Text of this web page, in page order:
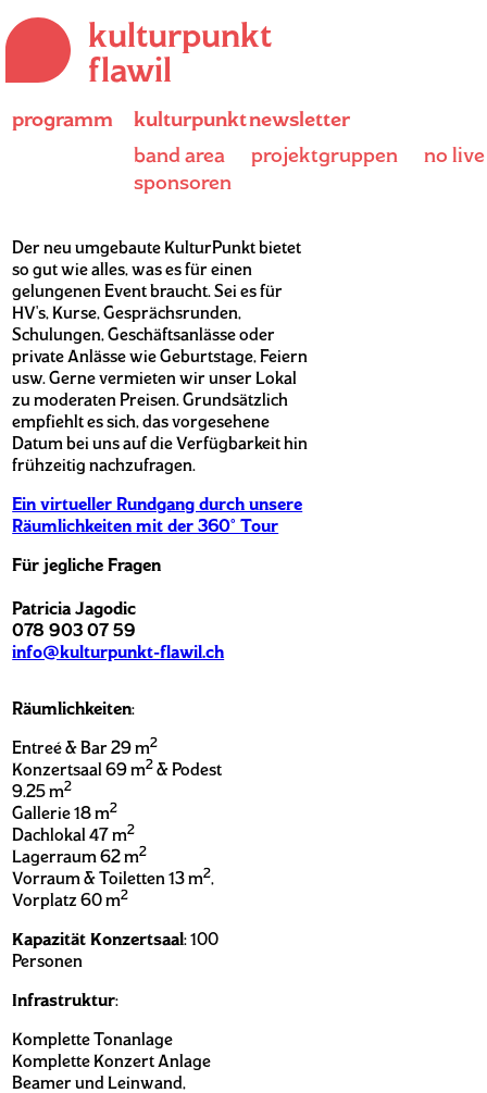
kulturpunkt
flawil
programm
kulturpunkt
band area
projektgruppen
no
sponsoren
newsletter
Der KulturPunkt ist auch (d)ein
Der neu umgebaute KulturPunkt bietet
so gut wie alles, was es für einen
gelungenen Event braucht. Sei es für
HV's, Kurse, Gesprächsrunden,
Schulungen, Geschäftsanlässe oder
private Anlässe wie Geburtstage, Feiern
usw. Gerne vermieten wir unser Lokal
zu moderaten Preisen. Grundsätzlich
empfiehlt es sich, das vorgesehene
Datum bei uns auf die Verfügbarkeit hin
frühzeitig nachzufragen.
Ein virtueller Rundgang durch unsere
Räumlichkeiten mit der 360° Tour
Für jegliche Fragen
Patricia Jagodic
078 903 07 59
info@kulturpunkt-flawil.ch
Räumlichkeiten:
Entreé & Bar 29 m2
Konzertsaal 69 m2 & Podest
9.25 m2
Gallerie 18 m2
Dachlokal 47 m2
Lagerraum 62 m2
Vorraum & Toiletten 13 m2,
Vorplatz 60 m2
Kapazität Konzertsaal: 100
Personen
Infrastruktur:
Komplette Tonanlage
Komplette Konzert Anlage
Beamer und Leinwand,